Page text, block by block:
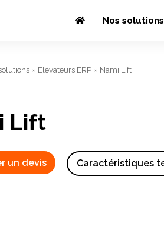
Nos solutions
» Elévateurs ERP » Nami Lift
Lift
un devis Caractéristiques